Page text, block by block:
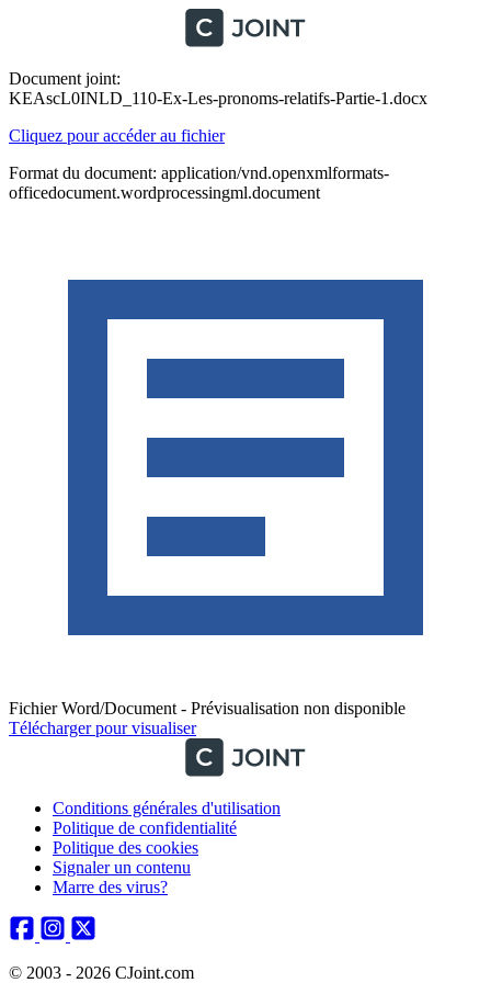
Document joint:
KEAscL0INLD_110-Ex-Les-pronoms-relatifs-Partie-1.docx
Cliquez pour accéder au fichier
Format du document: application/vnd.openxmlformats-
officedocument.wordprocessingml.document
Fichier Word/Document - Prévisualisation non disponible
Télécharger pour visualiser
Conditions générales d'utilisation
Politique de confidentialité
Politique des cookies
Signaler un contenu
Marre des virus?
© 2003 - 2026 CJoint.com